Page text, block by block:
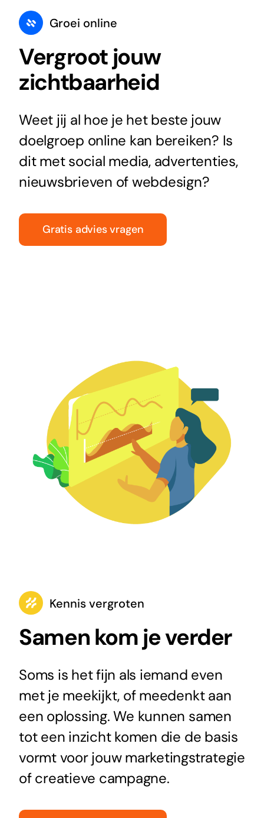
Groei online
Vergroot jouw
zichtbaarheid
Weet jij al hoe je het beste jouw
doelgroep online kan bereiken? Is
dit met social media, advertenties,
nieuwsbrieven of webdesign?
Gratis advies vragen
Kennis vergroten
Samen kom je verder
Soms is het fijn als iemand even
met je meekijkt, of meedenkt aan
een oplossing. We kunnen samen
tot een inzicht komen die de basis
vormt voor jouw marketingstrategie
of creatieve campagne.